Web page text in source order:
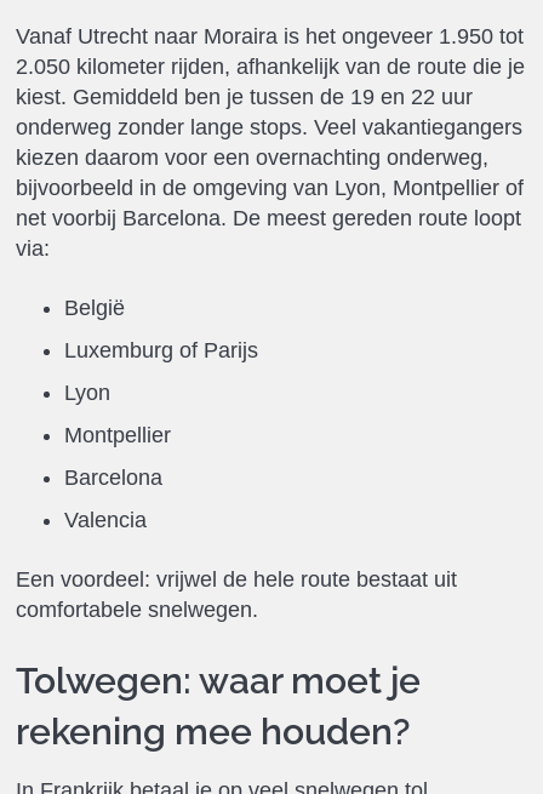
Vanaf Utrecht naar Moraira is het ongeveer 1.950 tot
2.050 kilometer rijden, afhankelijk van de route die je
kiest. Gemiddeld ben je tussen de 19 en 22 uur
onderweg zonder lange stops. Veel vakantiegangers
kiezen daarom voor een overnachting onderweg,
bijvoorbeeld in de omgeving van Lyon, Montpellier of
net voorbij Barcelona. De meest gereden route loopt
via:
België
Luxemburg of Parijs
Lyon
Montpellier
Barcelona
Valencia
Een voordeel: vrijwel de hele route bestaat uit
comfortabele snelwegen.
Tolwegen: waar moet je
rekening mee houden?